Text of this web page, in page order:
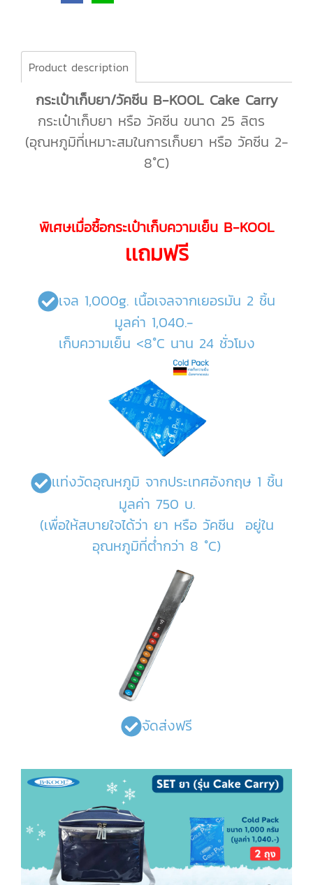
Product description
กระเป๋าเก็บยา/วัคซีน B-KOOL Cake Carry
กระเป๋าเก็บยา หรือ วัคซีน ขนาด 25 ลิตร
(อุณหภูมิที่เหมาะสมในการเก็บยา หรือ วัคซีน 2-
8°C)
พิเศษเมื่อซื้อกระเป๋าเก็บความเย็น B-KOOL
เเถมฟรี
เจล 1,000g. เนื้อเจลจากเยอรมัน 2 ชิ้น
มูลค่า 1,040.-
เก็บความเย็น <8°C นาน 24 ชั่วโมง
เเท่งวัดอุณหภูมิ จากประเทศอังกฤษ 1 ชิ้น
มูลค่า 750 บ.
(เพื่อให้สบายใจได้ว่า ยา หรือ วัคซีน อยู่ใน
อุณหภูมิที่ต่ำกว่า 8 °C)
จัดส่งฟรี